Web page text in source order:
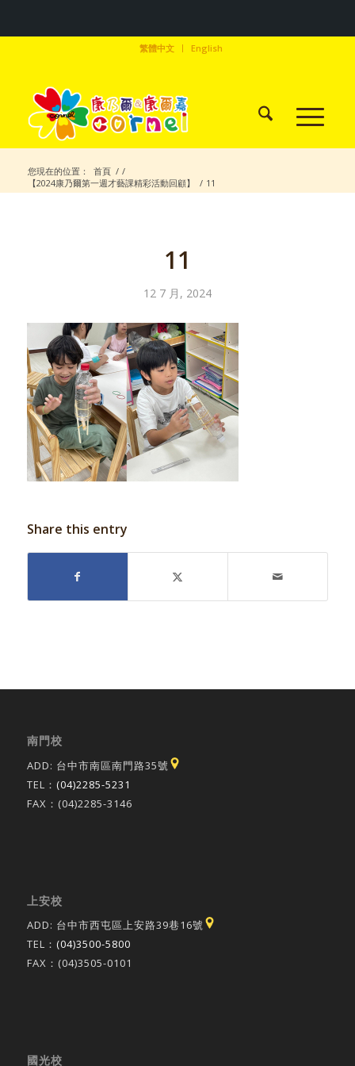
繁體中文 English
您現在的位置： 首頁 / /
【2024康乃爾第一週才藝課精彩活動回顧】
/ 11
11
12 7 月, 2024
Share this entry
南門校
ADD: 台中市南區南門路35號
TEL： (04)2285-5231
FAX：(04)2285-3146
上安校
ADD: 台中市西屯區上安路39巷16號
TEL： (04)3500-5800
FAX：(04)3505-0101
國光校